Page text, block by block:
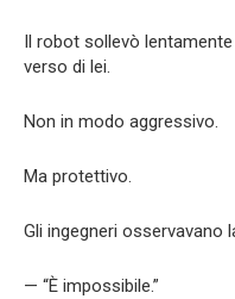
Il robot sollevò
verso di lei.
Non in modo aggressivo.
Ma protettivo.
Gli ingegneri osservavano
— “È impossibile.”